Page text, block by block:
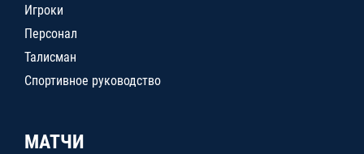
Игроки
Персонал
Талисман
Спортивное руководство
МАТЧИ